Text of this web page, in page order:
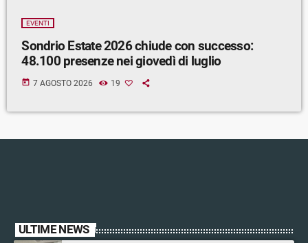
EVENTI
Sondrio Estate 2026 chiude con successo:
48.100 presenze nei giovedì di luglio
today 7 AGOSTO 2026 19
ULTIME NEWS